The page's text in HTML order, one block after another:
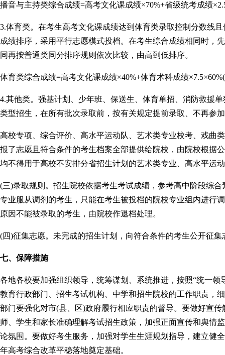
播音与主持类综合成绩=高考文化课成绩×70%+省级统考成绩
3.体育类。在考生高考文化课成绩达到体育类录取控制分数线
成绩排序，采用平行志愿模式投档。在考生综合成绩相同时，
同再按普通类同分排序规则依次比较，由高到低排序。
体育类综合成绩=高考文化课成绩×40%+体育术科成绩
4.其他类。强基计划、少年班、保送生、体育单招、消防救援
类型招生，在所有批次录取前，按有关规定提前录取、不再参
高校专项、综合评价、高水平运动队、艺术类专业校考、戏曲
报了志愿且符合条件的考生档案全部提供给院校，由院校根据
均不得用于高校不安排分省招生计划的艺术类专业、高水平运
(三)录取规则。招生院校依据考生考试成绩，参考高中阶段综
专业服从调剂的考生，只能在考生被投档的院校专业组内进行
原因不能被录取的考生，由院校作退档处理。
(四)征集志愿。未完成的招生计划，向符合条件的考生公开征
七、保障措施
各地各校要加强组织领导，统筹谋划、系统推进，按照“统一
教育行政部门、招生考试机构、中学和招生院校的工作职责，
部门要强化对市(县、区)政府履行相应职责的督导。要做好宣
师、学生和家长准确理解考试招生政策，加强正面宣传和舆情
论氛围。要做好考生服务，加强对学生生涯规划指导，建立健
年高考综合改革平稳落地奠定基础。